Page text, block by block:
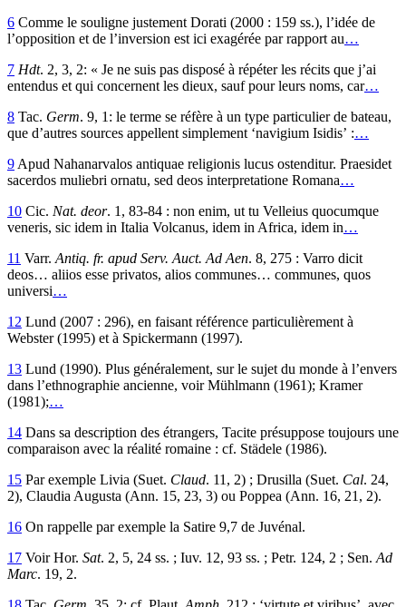
6 Comme le souligne justement Dorati (2000 : 159 ss.), l’idée de
l’opposition et de l’inversion est ici exagérée par rapport au…
7 Hdt. 2, 3, 2: « Je ne suis pas disposé à répéter les récits que j’ai
entendus et qui concernent les dieux, sauf pour leurs noms, car…
8 Tac. Germ. 9, 1: le terme se réfère à un type particulier de bateau,
que d’autres sources appellent simplement ‘navigium Isidis’ :…
9 Apud Nahanarvalos antiquae religionis lucus ostenditur. Praesidet
sacerdos muliebri ornatu, sed deos interpretatione Romana…
10 Cic. Nat. deor. 1, 83-84 : non enim, ut tu Velleius quocumque
veneris, sic idem in Italia Volcanus, idem in Africa, idem in…
11 Varr. Antiq. fr. apud Serv. Auct. Ad Aen. 8, 275 : Varro dicit
deos… aliios esse privatos, alios communes… communes, quos
universi…
12 Lund (2007 : 296), en faisant référence particulièrement à
Webster (1995) et à Spickermann (1997).
13 Lund (1990). Plus généralement, sur le sujet du monde à l’envers
dans l’ethnographie ancienne, voir Mühlmann (1961); Kramer
(1981);…
14 Dans sa description des étrangers, Tacite présuppose toujours une
comparaison avec la réalité romaine : cf. Städele (1986).
15 Par exemple Livia (Suet. Claud. 11, 2) ; Drusilla (Suet. Cal. 24,
2), Claudia Augusta (Ann. 15, 23, 3) ou Poppea (Ann. 16, 21, 2).
16 On rappelle par exemple la Satire 9,7 de Juvénal.
17 Voir Hor. Sat. 2, 5, 24 ss. ; Iuv. 12, 93 ss. ; Petr. 124, 2 ; Sen. Ad
Marc. 19, 2.